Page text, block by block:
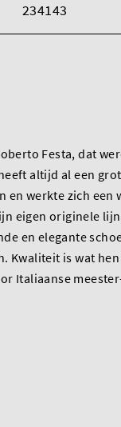
234143
Festa, dat
altijd al een
en werkte zich een
eigen originele
en elegante
Kwaliteit is wat
Italiaanse